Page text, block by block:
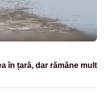
în țară, dar rămâne mult